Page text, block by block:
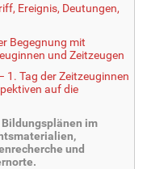
Ereignis, Deutungen,
Begegnung mit
und Zeitzeugen
1. Tag der Zeitzeuginnen
auf die
im
und